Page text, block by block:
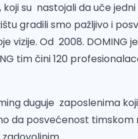
su nastojali da uče
gradili smo pažljivo i
vizije. Od 2008. DOMING
tim čini 120
duguje zaposlenima
da posvećenost timskom